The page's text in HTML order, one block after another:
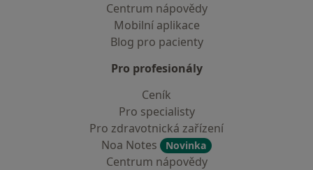
Centrum nápovědy
Mobilní aplikace
Blog pro pacienty
Pro profesionály
Ceník
Pro specialisty
Pro zdravotnická zařízení
Noa Notes
Novinka
Centrum nápovědy